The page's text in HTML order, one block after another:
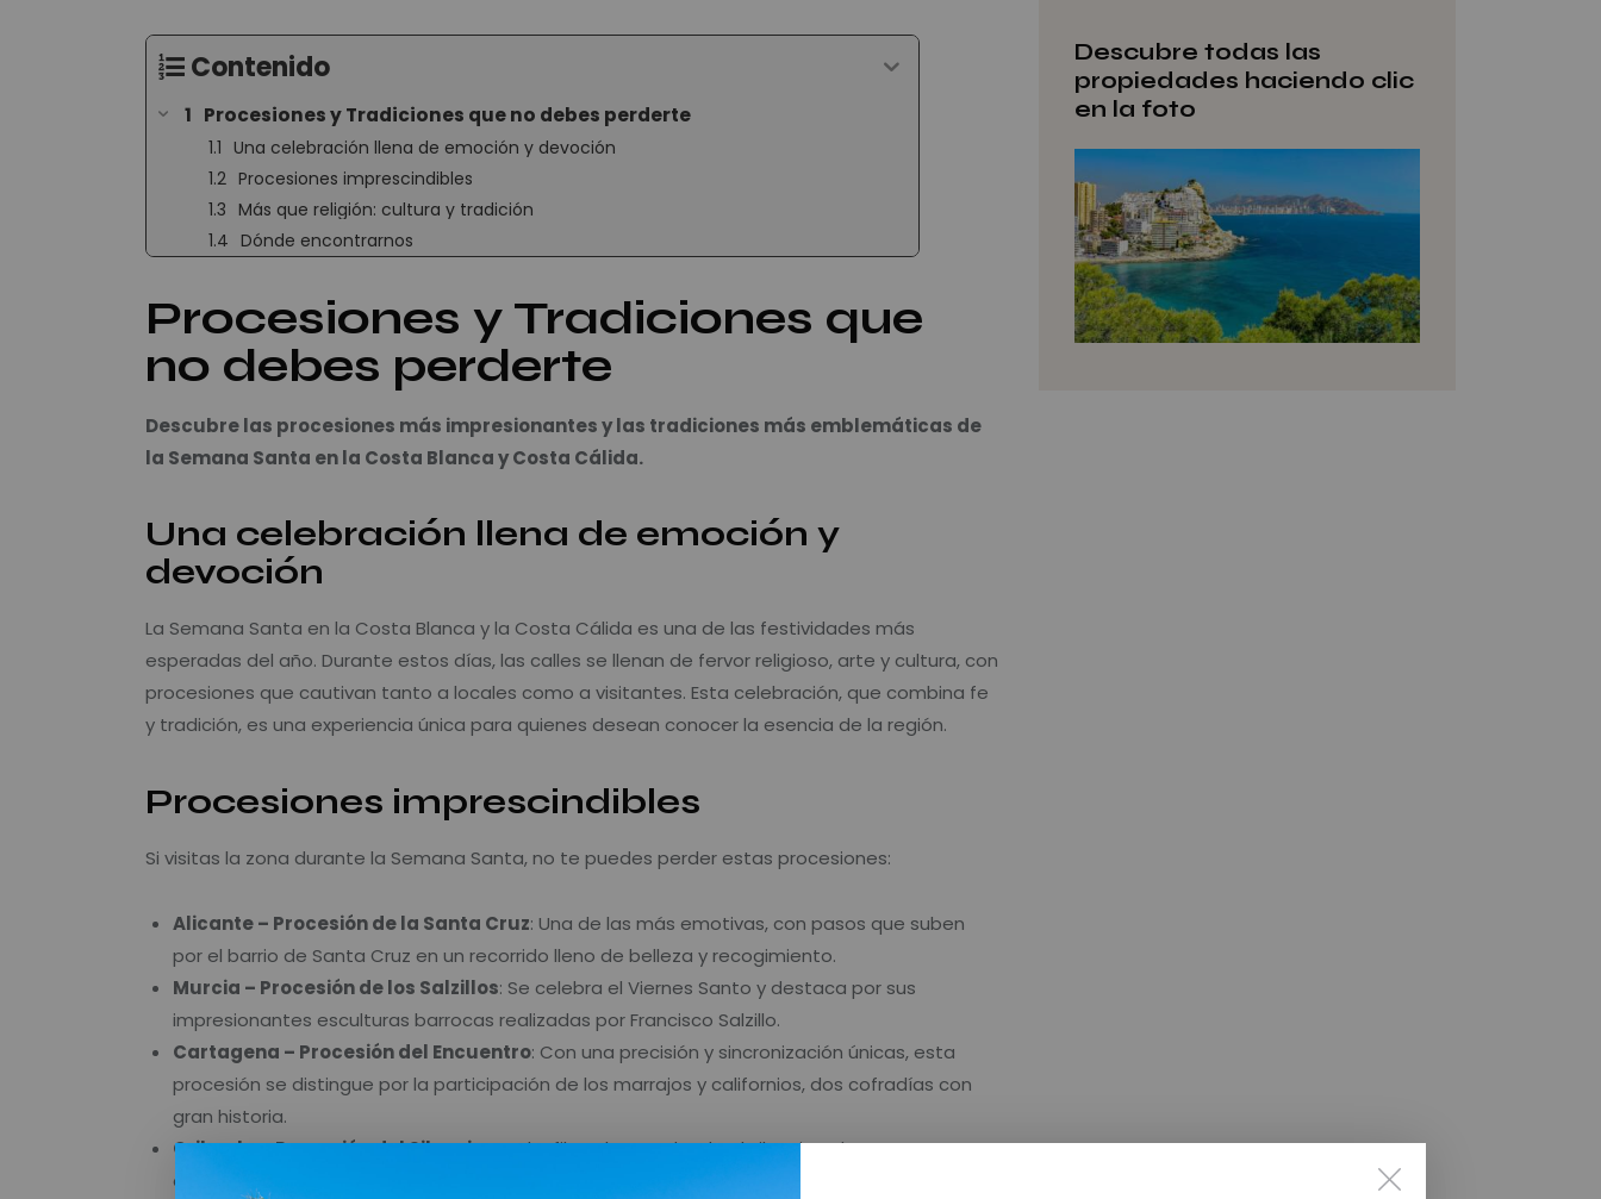
Contenido
Procesiones y Tradiciones que no debes perderte
Una celebración llena de emoción y devoción
Procesiones imprescindibles
Más que religión: cultura y tradición
Dónde encontrarnos
Procesiones y Tradiciones que
no debes perderte
Descubre las procesiones más impresionantes y las tradiciones más emblemáticas de
la Semana Santa en la Costa Blanca y Costa Cálida.
Una celebración llena de emoción y
devoción
La Semana Santa en la Costa Blanca y la Costa Cálida es una de las festividades más
esperadas del año. Durante estos días, las calles se llenan de fervor religioso, arte y cultura, con
procesiones que cautivan tanto a locales como a visitantes. Esta celebración, que combina fe
y tradición, es una experiencia única para quienes desean conocer la esencia de la región.
Procesiones imprescindibles
Si visitas la zona durante la Semana Santa, no te puedes perder estas procesiones:
Alicante – Procesión de la Santa Cruz: Una de las más emotivas, con pasos que suben
por el barrio de Santa Cruz en un recorrido lleno de belleza y recogimiento.
Murcia – Procesión de los Salzillos: Se celebra el Viernes Santo y destaca por sus
impresionantes esculturas barrocas realizadas por Francisco Salzillo.
Cartagena – Procesión del Encuentro: Con una precisión y sincronización únicas, esta
procesión se distingue por la participación de los marrajos y californios, dos cofradías con
gran historia.
Orihuela – Procesión del Silencio: Un desfile solemne donde el silencio solo se rompe por
el sonido de los tambores y los rezos.
Descubre todas las
propiedades haciendo clic
en la foto